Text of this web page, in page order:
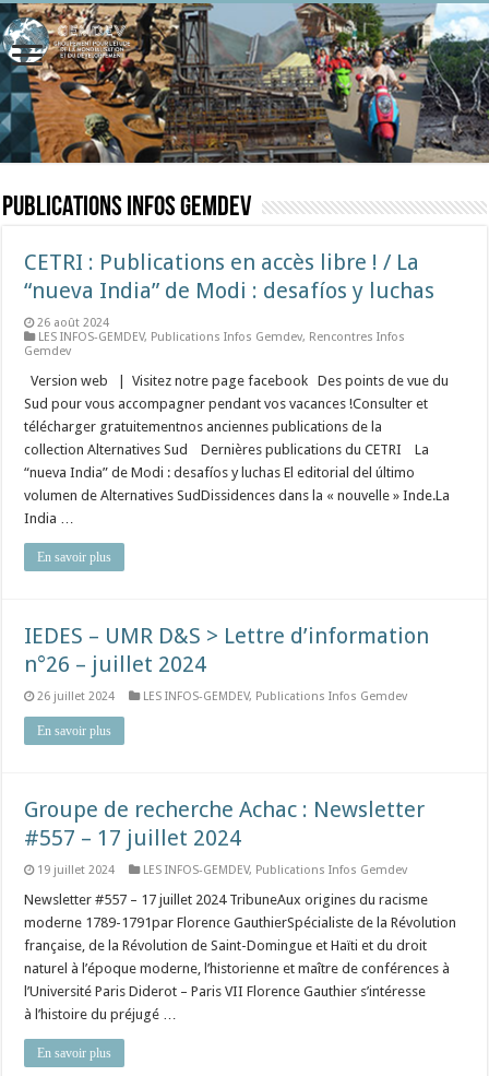
Publications Infos Gemdev
CETRI : Publications en accès libre ! / La
“nueva India” de Modi : desafíos y luchas
26 août 2024
LES INFOS-GEMDEV, Publications Infos Gemdev, Rencontres Infos
Gemdev
Version web | Visitez notre page facebook Des points de vue du
Sud pour vous accompagner pendant vos vacances !Consulter et
télécharger gratuitementnos anciennes publications de la
collection Alternatives Sud Dernières publications du CETRI La
“nueva India” de Modi : desafíos y luchas El editorial del último
volumen de Alternatives SudDissidences dans la « nouvelle » Inde.La
India …
En savoir plus
IEDES – UMR D&S > Lettre d’information
n°26 – juillet 2024
26 juillet 2024 LES INFOS-GEMDEV, Publications Infos Gemdev
En savoir plus
Groupe de recherche Achac : Newsletter
#557 – 17 juillet 2024
19 juillet 2024 LES INFOS-GEMDEV, Publications Infos Gemdev
Newsletter #557 – 17 juillet 2024 TribuneAux origines du racisme
moderne 1789-1791par Florence GauthierSpécialiste de la Révolution
française, de la Révolution de Saint-Domingue et Haïti et du droit
naturel à l’époque moderne, l’historienne et maître de conférences à
l’Université Paris Diderot – Paris VII Florence Gauthier s’intéresse
à l’histoire du préjugé …
En savoir plus